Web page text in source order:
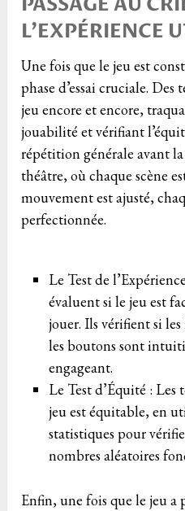
L’EXPÉRIENCE
Une fois que le jeu est
phase d’essai cruciale.
jeu encore et encore,
jouabilité et vérifiant
répétition générale avant
théâtre, où chaque scène
mouvement est ajusté,
perfectionnée.
Le Test de
évaluent si le jeu est
jouer. Ils vérifient si
les boutons sont
engageant.
Le Test d’Équité : Les
jeu est équitable, en
statistiques pour
nombres aléatoires
Enfin, une fois que le jeu a